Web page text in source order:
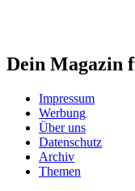
Dein Magazin
Impressum
Werbung
Über uns
Datenschutz
Archiv
Themen